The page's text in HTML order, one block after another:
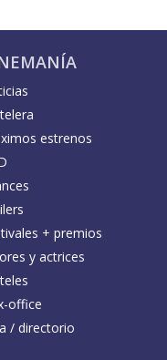
estrenos
+ premios
y actrices
office
/ directorio